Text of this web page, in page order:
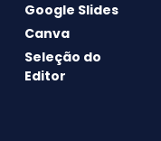
Google Slides
Canva
Seleção do
Editor